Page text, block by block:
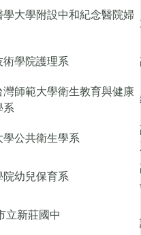
學大學附設中和紀念醫院婦
術學院護理系
灣師範大學衛生教育與健康
系
學公共衛生學系
院幼兒保育系
立新莊國中